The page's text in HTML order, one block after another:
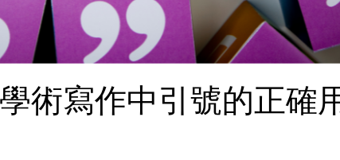
術寫作中引號的正確